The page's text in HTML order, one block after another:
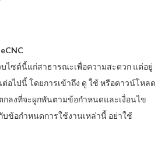
บไซต์นี้แก่สาธารณะเพื่อความสะดวก แต่อยู่
อไปนี้ โดยการเข้าถึง ดู ใช้ หรือดาวน์โหลด
กลงที่จะผูกพันตามข้อกำหนดและเงื่อนไข
ข้อกำหนดการใช้งานเหล่านี้ อย่าใช้